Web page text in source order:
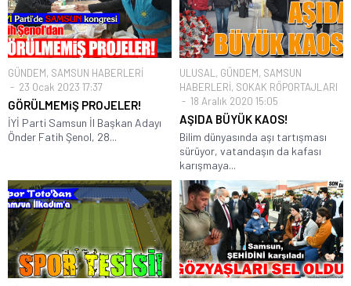
GÜNDEM, SAMSUN HABERLERİ
23 Ocak 2023 17:37
GÖRÜLMEMiŞ PROJELER!
İYİ Parti Samsun İl Başkan Adayı
Önder Fatih Şenol, 28...
ULUSAL , GÜNDEM, SAMSUN
HABERLERİ, SOKAK RÖPORTAJLARI
18 Aralık 2020 15:05
AŞIDA BÜYÜK KAOS!
Bilim dünyasında aşı tartışması
sürüyor, vatandaşın da kafası
karışmaya...